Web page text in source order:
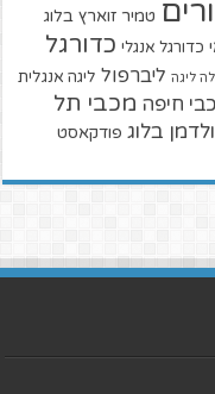
טמיר זוארץ בלוג
כדורגל אנגלי כדורגל
לה ליגה ליברפול ליגה אנגלית
חיפה מכבי תל
בלוג פודקאסט